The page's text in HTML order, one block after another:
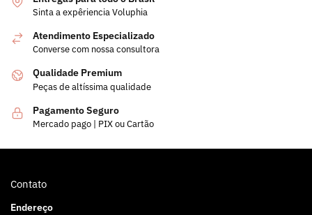
Sinta a expêriencia Voluphia
Atendimento Especializado
Converse com nossa consultora
Qualidade Premium
Peças de altíssima qualidade
Pagamento Seguro
Mercado pago | PIX ou Cartão
Contato
Endereço